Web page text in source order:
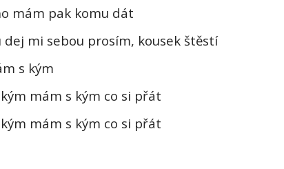
mám pak komu dát
dej mi sebou prosím, kousek štěstí
s kým
mám s kým co si přát
mám s kým co si přát